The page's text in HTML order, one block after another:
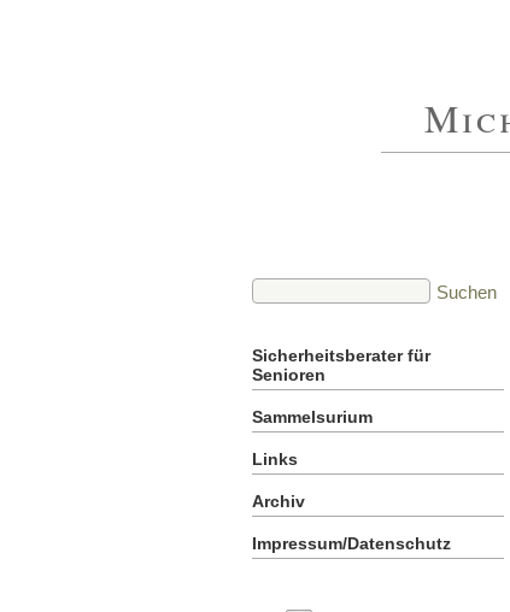
Sicherheitsberater für
Senioren
Sammelsurium
Links
Archiv
Impressum/Datenschutz